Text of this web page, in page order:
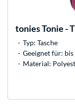
toniesTonie -
Typ: Tasche
Geeignet für: bis
Material: